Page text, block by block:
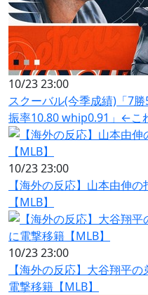
10/23 23:00
スクーバル(今季成績)「7
振率10.80 whip0.91」←こ
10/23 23:00
【海外の反応】山本由伸
【MLB】
10/23 23:00
【海外の反応】大谷翔平
電撃移籍【MLB】